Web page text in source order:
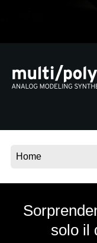
News
Paesi
solo il